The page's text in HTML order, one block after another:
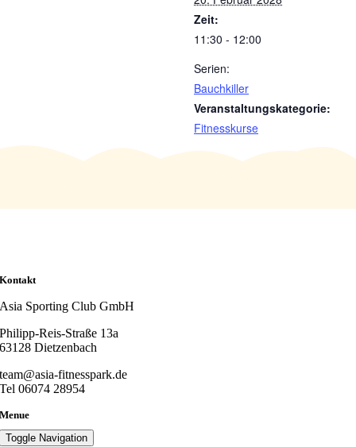
Zeit:
11:30 - 12:00
Serien:
Bauchkiller
Veranstaltungskategorie:
Fitnesskurse
Kontakt
Asia Sporting Club GmbH
Philipp-Reis-Straße 13a
63128 Dietzenbach
team@asia-fitnesspark.de
Tel 06074 28954
Menue
Toggle Navigation